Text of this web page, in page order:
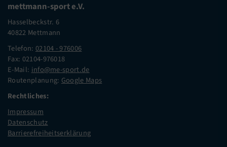
mettmann-sport e.V.
Hasselbeckstr. 6
40822 Mettmann
Telefon: 02104 - 976006
Fax: 02104-976018
E-Mail: info@me-sport.de
Routenplanung: Google Maps
Rechtliches:
Impressum
Datenschutz
Barrierefreiheitserklärung